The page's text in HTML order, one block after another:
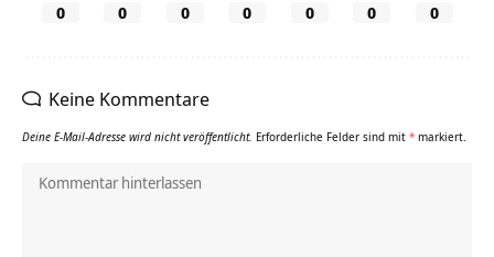
0 0 0 0 0 0 0
Keine Kommentare
Deine E-Mail-Adresse wird nicht veröffentlicht. Erforderliche Felder sind mit * markiert.